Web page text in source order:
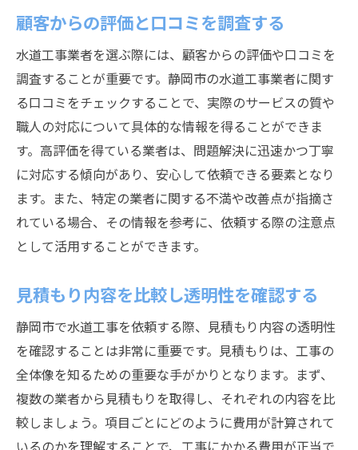
選び方の誤りを防ぐチェックポイント
成功するための業者選びのプロセス
失敗事例を回避するための注意事項
過去のケーススタディの分析
業者選びで注意すべきリスク要因
静岡市での水道工事信頼できる職人の見極め方
職人選びにおける信頼性の確認
地元での信頼を築いた事例紹介
信頼性を高めるための事前準備
信頼できる職人の選定基準
コミュニティでの評判を調査
信頼性を裏付ける具体的な証拠
水道工事のプロを選ぶための具体的なステップ
と成功実例
選定プロセスの具体的なステップ
成功実例に基づく選び方の指南
事前に確認すべきポイント一覧
顧客からの評価と口コミを調査する
水道工事業者を選ぶ際には、顧客からの評価や口コミを
調査することが重要です。静岡市の水道工事業者に関す
る口コミをチェックすることで、実際のサービスの質や
職人の対応について具体的な情報を得ることができま
す。高評価を得ている業者は、問題解決に迅速かつ丁寧
に対応する傾向があり、安心して依頼できる要素となり
ます。また、特定の業者に関する不満や改善点が指摘さ
れている場合、その情報を参考に、依頼する際の注意点
として活用することができます。
見積もり内容を比較し透明性を確認する
静岡市で水道工事を依頼する際、見積もり内容の透明性
を確認することは非常に重要です。見積もりは、工事の
全体像を知るための重要な手がかりとなります。まず、
複数の業者から見積もりを取得し、それぞれの内容を比
較しましょう。項目ごとにどのように費用が計算されて
いるのかを理解することで、工事にかかる費用が正当で